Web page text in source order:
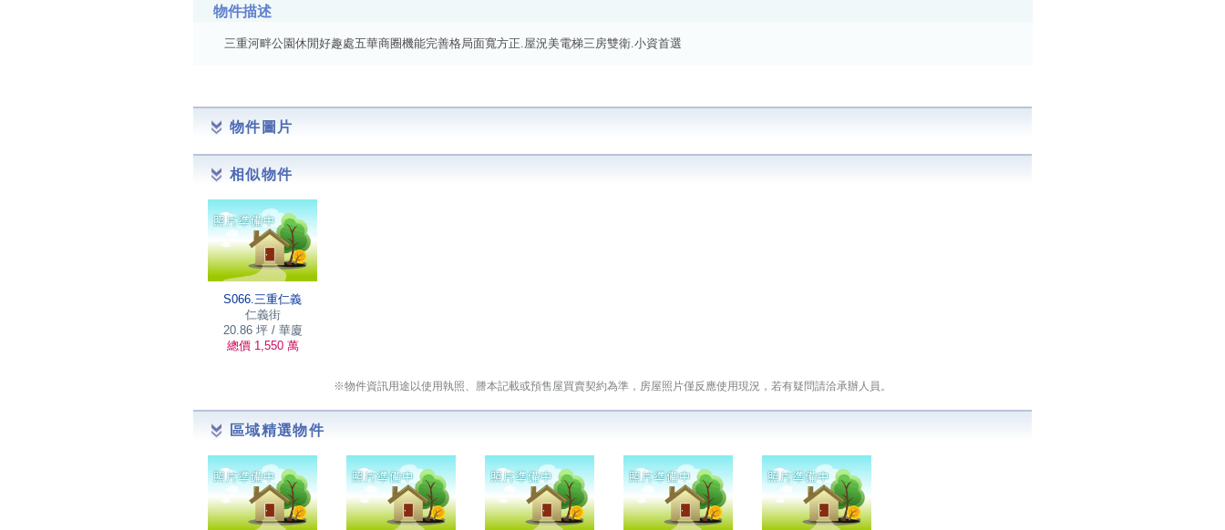
物件描述
三重河畔公園休閒好趣處五華商圈機能完善格局面寬方正.屋況美電梯三房雙衛.小資首選
物件圖片
相似物件
S066.三重仁義
仁義街
20.86 坪 / 華廈
總價 1,550 萬
※物件資訊用途以使用執照、謄本記載或預售屋買賣契約為準，房屋照片僅反應使用現況，若有疑問請洽承辦人員。
區域精選物件